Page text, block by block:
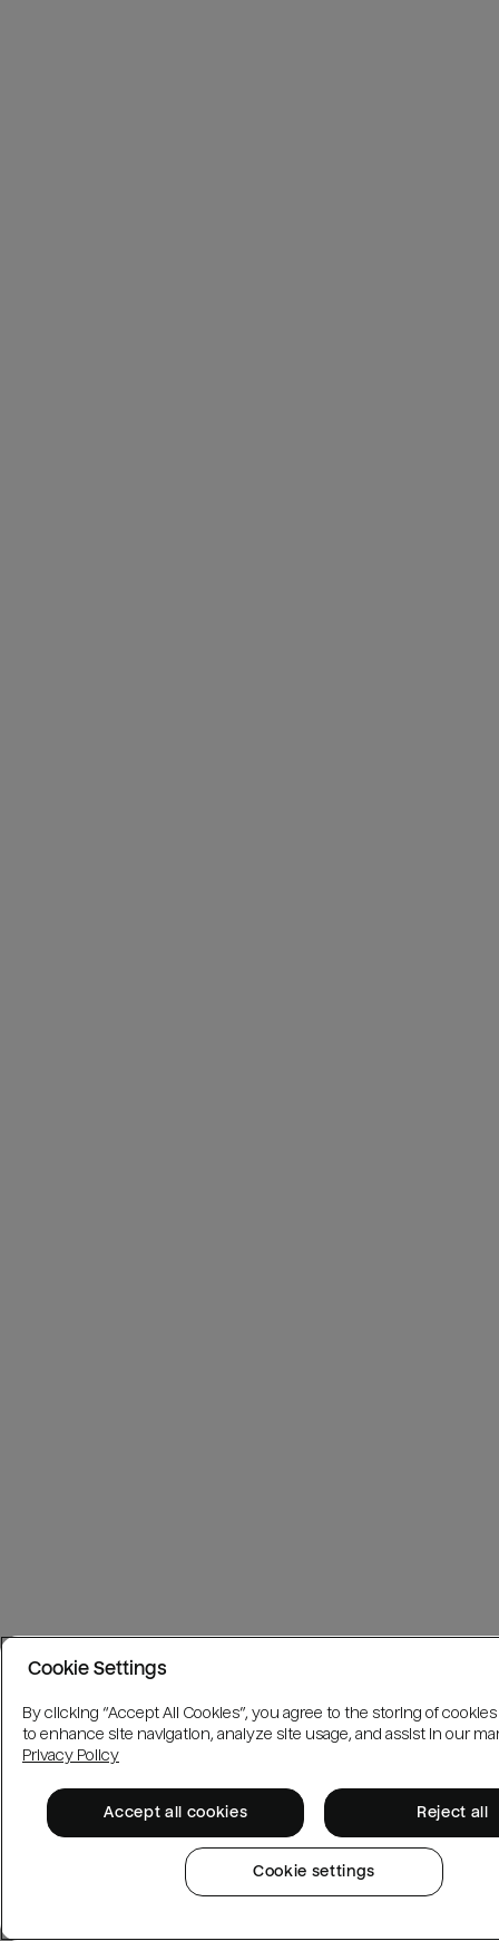
Cookie Settings
By clicking “Accept All Cookies”, you agree to the storing of
to enhance site navigation, analyze site usage, and assist in our
Privacy Policy
Accept all cookies Reject all
Cookie settings